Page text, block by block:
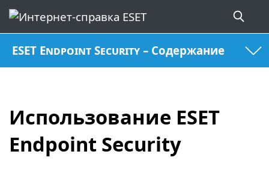
ESET Endpoint Security – Содержание
Использование ESET
Endpoint Security